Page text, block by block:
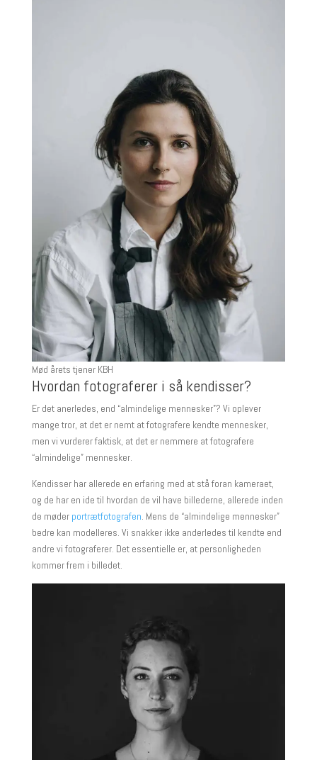
Mød årets tjener KBH
Hvordan fotograferer i så kendisser?
Er det anerledes, end “almindelige mennesker”? Vi oplever
mange tror, at det er nemt at fotografere kendte mennesker,
men vi vurderer faktisk, at det er nemmere at fotografere
“almindelige” mennesker.
Kendisser har allerede en erfaring med at stå foran kameraet,
og de har en ide til hvordan de vil have billederne, allerede inden
de møder portrætfotografen. Mens de “almindelige mennesker”
bedre kan modelleres. Vi snakker ikke anderledes til kendte end
andre vi fotograferer. Det essentielle er, at personligheden
kommer frem i billedet.